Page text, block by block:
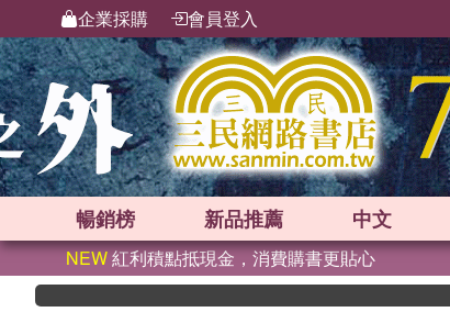
企業採購 會員登入
暢銷榜 新品推薦 中文
NEW紅利積點抵現金，消費購書更貼心